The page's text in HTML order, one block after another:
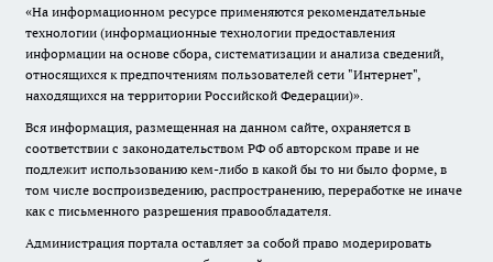
«На информационном ресурсе применяются рекомендательные
технологии (информационные технологии предоставления
информации на основе сбора, систематизации и анализа сведений,
относящихся к предпочтениям пользователей сети "Интернет",
находящихся на территории Российской Федерации)».
Вся информация, размещенная на данном сайте, охраняется в
соответствии с законодательством РФ об авторском праве и не
подлежит использованию кем-либо в какой бы то ни было форме, в
том числе воспроизведению, распространению, переработке не иначе
как с письменного разрешения правообладателя.
Администрация портала оставляет за собой право модерировать